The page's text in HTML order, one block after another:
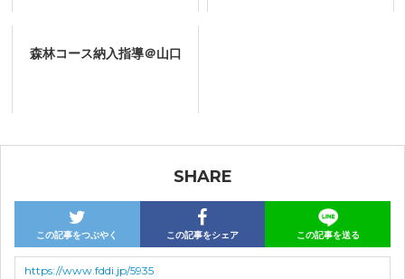
森林コース納入指導＠山口
SHARE
この記事をつぶやく この記事をシェア この記事を送る
https://www.fddi.jp/5935